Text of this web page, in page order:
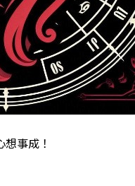
事成！